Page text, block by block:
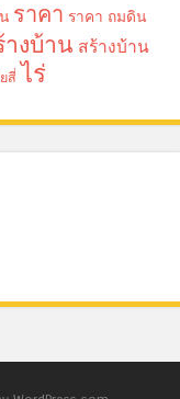
ราคา ราคา ถมดิน
างบ้าน สร้างบ้าน
สี่ ไร่